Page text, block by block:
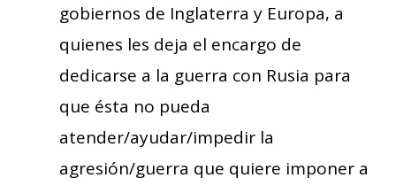
gobiernos de Inglaterra y Europa, a
quienes les deja el encargo de
dedicarse a la guerra con Rusia para
que ésta no pueda
atender/ayudar/impedir la
agresión/guerra que quiere imponer a